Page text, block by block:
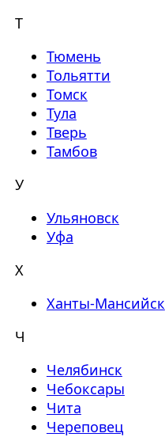
Т
Тюмень
Тольятти
Томск
Тула
Тверь
Тамбов
У
Ульяновск
Уфа
Х
Ханты-Мансийск
Ч
Челябинск
Чебоксары
Чита
Череповец